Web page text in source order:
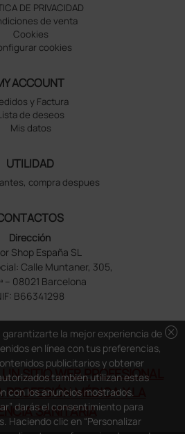
DE PRIVACIDAD
de venta
Cookies
cookies
ACCOUNT
y Factura
de deseos
Mis datos
UTILIDAD
compra despues
Dirección
Shop España SL
Calle Muntaner, 305,
– 08021 Barcelona
B66341298
SITIO WEB PROFESIONAL
MÉDICA Y LA
SANITARIA
cancel
la mejor experiencia de
en línea con tus preferencias,
publicitarios y obtener
también utilizan estas
con los anuncios mostrados.
darás el consentimiento para
Haciendo clic en “Personalizar